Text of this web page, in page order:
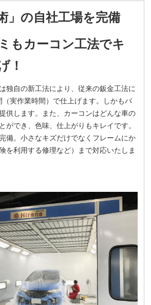
」の自社工場を完備
もカーコン工法でキ
！
独自の新工法により、従来の鈑金工法に
（実作業時間）で仕上げます。しかもバ
供します。また、カーコンはどんな車の
ができ、色味、仕上がりもキレイです。
備。小さなキズだけでなくフレームにか
を利用する修理など）まで対応いたしま